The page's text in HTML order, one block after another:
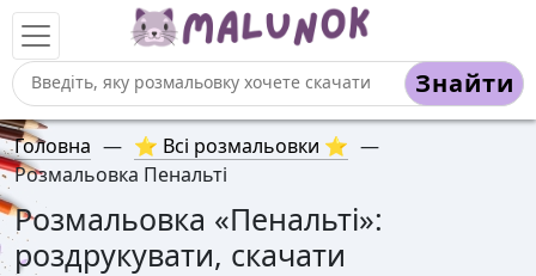
Знайти
Головна — ⭐ Всі розмальовки ⭐ —
Розмальовка Пенальті
Розмальовка «Пенальті»:
роздрукувати, скачати